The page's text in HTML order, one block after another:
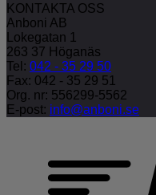
KONTAKTA OSS
Anboni AB
Lokegatan 1
263 37 Höganäs
Tel: 042 - 35 29 50
Fax: 042 - 35 29 51
Org. nr: 556299-5562
E-post: info@anboni.se